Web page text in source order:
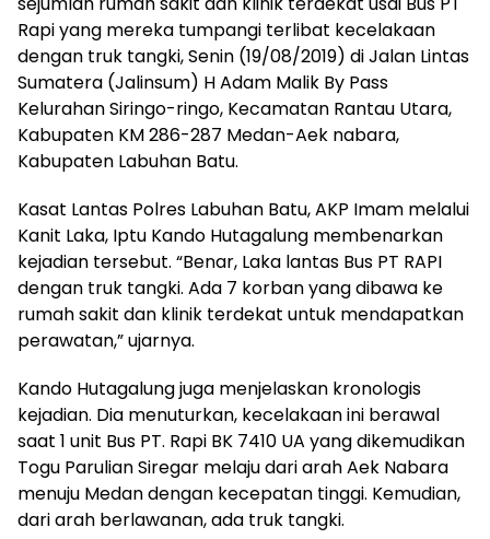
Rapi yang mereka tumpangi terlibat kecelakaan
dengan truk tangki, Senin (19/08/2019) di Jalan Lintas
Sumatera (Jalinsum) H Adam Malik By Pass
Kelurahan Siringo-ringo, Kecamatan Rantau Utara,
Kabupaten KM 286-287 Medan-Aek nabara,
Kabupaten Labuhan Batu.
Kasat Lantas Polres Labuhan Batu, AKP Imam melalui
Kanit Laka, Iptu Kando Hutagalung membenarkan
kejadian tersebut. “Benar, Laka lantas Bus PT RAPI
dengan truk tangki. Ada 7 korban yang dibawa ke
rumah sakit dan klinik terdekat untuk mendapatkan
perawatan,” ujarnya.
Kando Hutagalung juga menjelaskan kronologis
kejadian. Dia menuturkan, kecelakaan ini berawal
saat 1 unit Bus PT. Rapi BK 7410 UA yang dikemudikan
Togu Parulian Siregar melaju dari arah Aek Nabara
menuju Medan dengan kecepatan tinggi. Kemudian,
dari arah berlawanan, ada truk tangki.